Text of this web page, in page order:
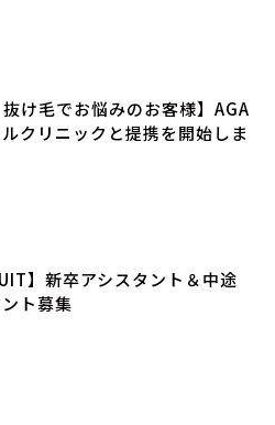
抜け毛でお悩みのお客様】AGA
クリニックと提携を開始しま
】新卒アシスタント＆中途
ト募集